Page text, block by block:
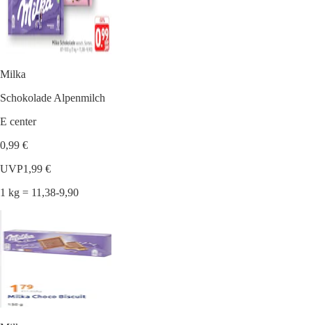
Milka
Schokolade Alpenmilch
E center
0,99 €
UVP1,99 €
1 kg = 11,38-9,90